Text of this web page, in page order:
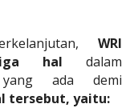
WRI
hal dalam
yang ada demi
tersebut, yaitu: